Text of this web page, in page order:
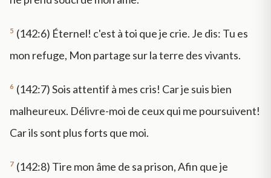
5 (142:6) Éternel! c'est à toi que je crie. Je dis: Tu es
mon refuge, Mon partage sur la terre des vivants.
6 (142:7) Sois attentif à mes cris! Car je suis bien
malheureux. Délivre-moi de ceux qui me poursuivent!
Car ils sont plus forts que moi.
7 (142:8) Tire mon âme de sa prison, Afin que je